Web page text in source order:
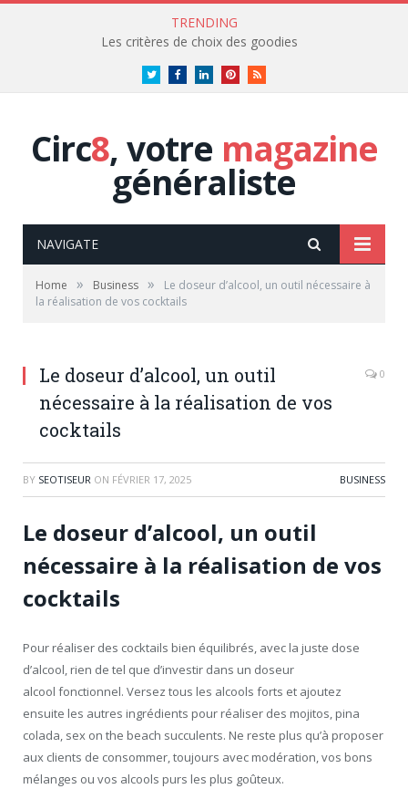
TRENDING
Les critères de choix des goodies
TwitterFacebookLinkedInPinterestRSS
Circ8, votre magazine
généraliste
NAVIGATE
Home » Business »
Le doseur d’alcool, un outil nécessaire à
la réalisation de vos cocktails
Le doseur d’alcool, un outil
nécessaire à la réalisation de vos
cocktails
0
BY SEOTISEUR ON FÉVRIER 17, 2025 BUSINESS
Le doseur d’alcool, un outil
nécessaire à la réalisation de vos
cocktails
Pour réaliser des cocktails bien équilibrés, avec la juste dose
d’alcool, rien de tel que d’investir dans un doseur
alcool fonctionnel. Versez tous les alcools forts et ajoutez
ensuite les autres ingrédients pour réaliser des mojitos, pina
colada, sex on the beach succulents. Ne reste plus qu’à proposer
aux clients de consommer, toujours avec modération, vos bons
mélanges ou vos alcools purs les plus goûteux.